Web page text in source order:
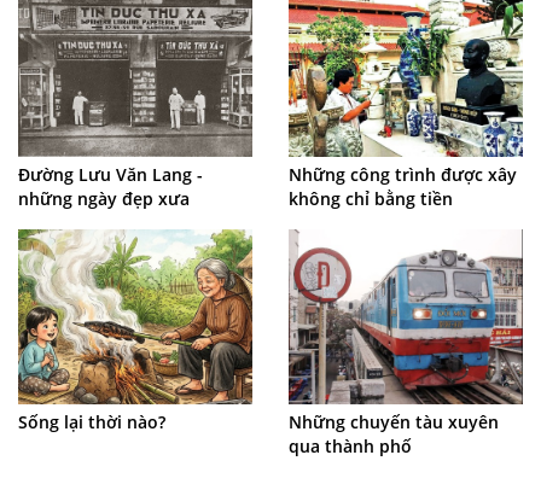
Đường Lưu Văn Lang -
những ngày đẹp xưa
Những công trình được xây
không chỉ bằng tiền
Sống lại thời nào?
Những chuyến tàu xuyên
qua thành phố